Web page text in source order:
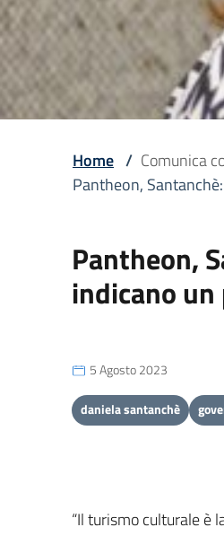
Home / Comunica
Pantheon,
Pantheon,
indicano
5 Agosto 2023
daniela santanchè
“Il turismo culturale è